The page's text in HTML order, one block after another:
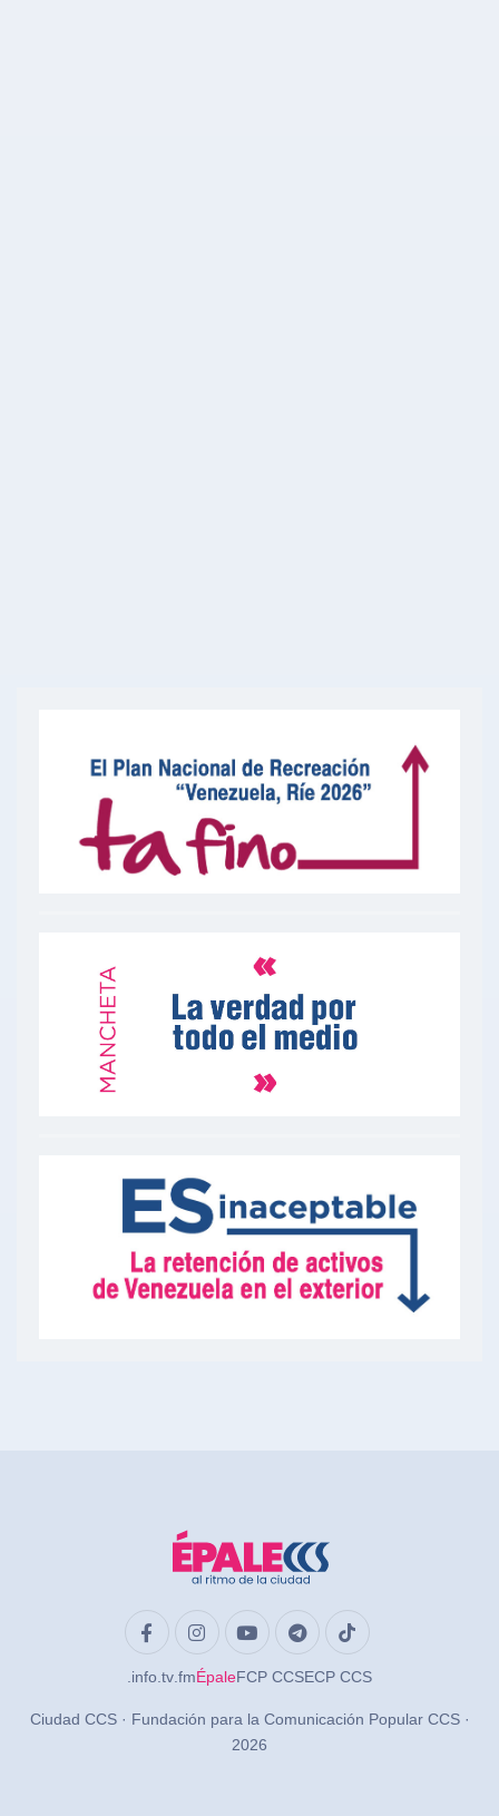
.info .tv .fmÉpaleFCP CCSECP CCS
Ciudad CCS · Fundación para la Comunicación Popular CCS ·
2026